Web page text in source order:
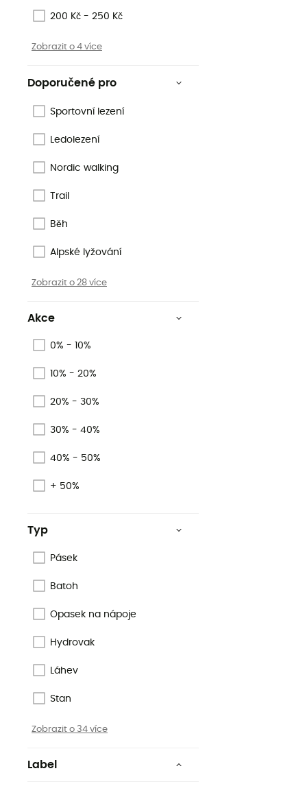
200 Kč - 250 Kč
Zobrazit o 4 více
Doporučené pro
Sportovní lezení
Ledolezení
Nordic walking
Trail
Běh
Alpské lyžování
Zobrazit o 28 více
Akce
0% - 10%
10% - 20%
20% - 30%
30% - 40%
40% - 50%
+ 50%
Typ
Pásek
Batoh
Opasek na nápoje
Hydrovak
Láhev
Stan
Zobrazit o 34 více
Label